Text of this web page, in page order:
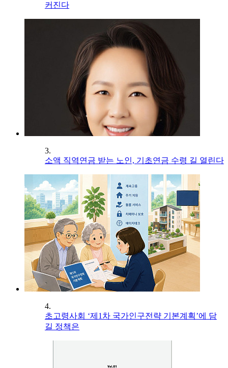
커진다
3.
소액 직역연금 받는 노인, 기초연금 수령 길 열린다
4.
초고령사회 ‘제1차 국가인구전략 기본계획’에 담
길 정책은